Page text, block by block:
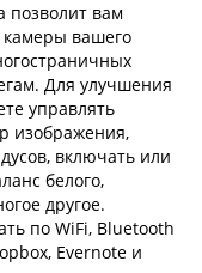
позволит вам
вашего
Для улучшения
управлять
изображения,
включать или
белого,
другое.
по WiFi, Bluetooth
Evernote и